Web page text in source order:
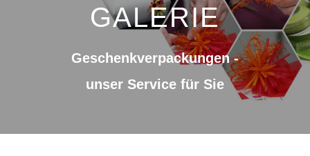
GALERIE
Geschenkverpackungen -
unser Service für Sie